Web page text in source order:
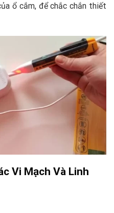
ổ cắm, để chắc chắn thiết
Vi Mạch Và Linh